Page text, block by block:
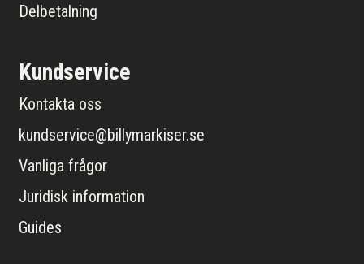
Delbetalning
Kundservice
Kontakta oss
kundservice@billymarkiser.se
Vanliga frågor
Juridisk information
Guides